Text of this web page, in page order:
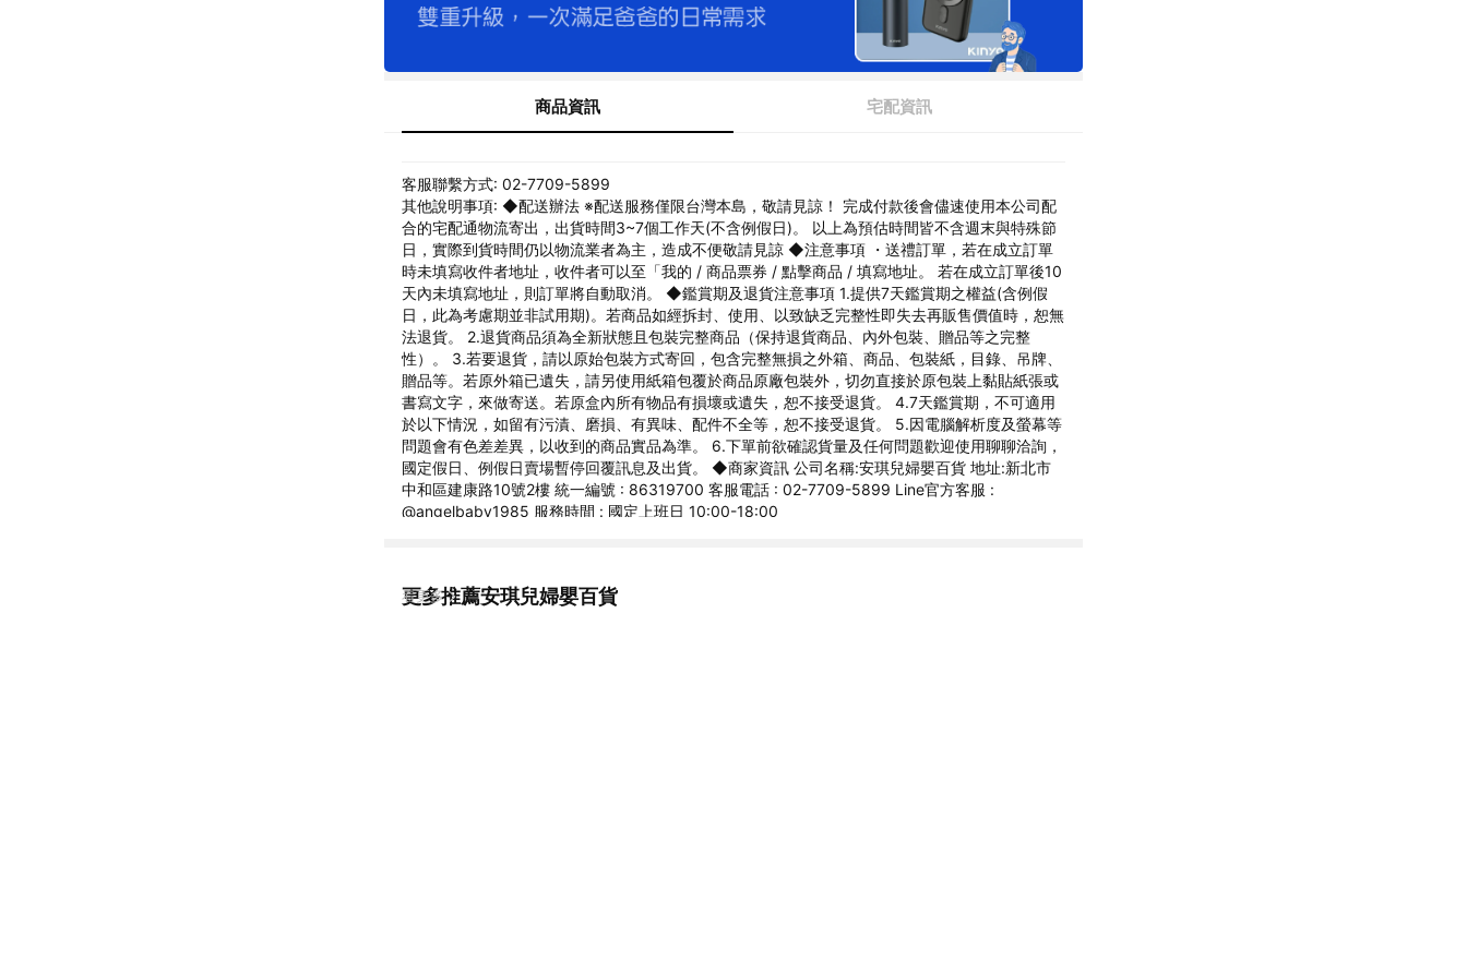
商品資訊 宅配資訊
客服聯繫方式: 02-7709-5899
其他說明事項: ◆配送辦法 ※配送服務僅限台灣本島，敬請見諒！ 完成付款後會儘速使用本公司配
合的宅配通物流寄出，出貨時間3~7個工作天(不含例假日)。 以上為預估時間皆不含週末與特殊節
日，實際到貨時間仍以物流業者為主，造成不便敬請見諒 ◆注意事項 ・送禮訂單，若在成立訂單
時未填寫收件者地址，收件者可以至「我的 / 商品票券 / 點擊商品 / 填寫地址。 若在成立訂單後10
天內未填寫地址，則訂單將自動取消。 ◆鑑賞期及退貨注意事項 1.提供7天鑑賞期之權益(含例假
日，此為考慮期並非試用期)。若商品如經拆封、使用、以致缺乏完整性即失去再販售價值時，恕無
法退貨。 2.退貨商品須為全新狀態且包裝完整商品（保持退貨商品、內外包裝、贈品等之完整
性）。 3.若要退貨，請以原始包裝方式寄回，包含完整無損之外箱、商品、包裝紙，目錄、吊牌、
贈品等。若原外箱已遺失，請另使用紙箱包覆於商品原廠包裝外，切勿直接於原包裝上黏貼紙張或
書寫文字，來做寄送。若原盒內所有物品有損壞或遺失，恕不接受退貨。 4.7天鑑賞期，不可適用
於以下情況，如留有污漬、磨損、有異味、配件不全等，恕不接受退貨。 5.因電腦解析度及螢幕等
問題會有色差差異，以收到的商品實品為準。 6.下單前欲確認貨量及任何問題歡迎使用聊聊洽詢，
國定假日、例假日賣場暫停回覆訊息及出貨。 ◆商家資訊 公司名稱:安琪兒婦嬰百貨 地址:新北市
中和區建康路10號2樓 統一編號 : 86319700 客服電話 : 02-7709-5899 Line官方客服 :
@angelbaby1985 服務時間 : 國定上班日 10:00-18:00
更多推薦安琪兒婦嬰百貨
看更多